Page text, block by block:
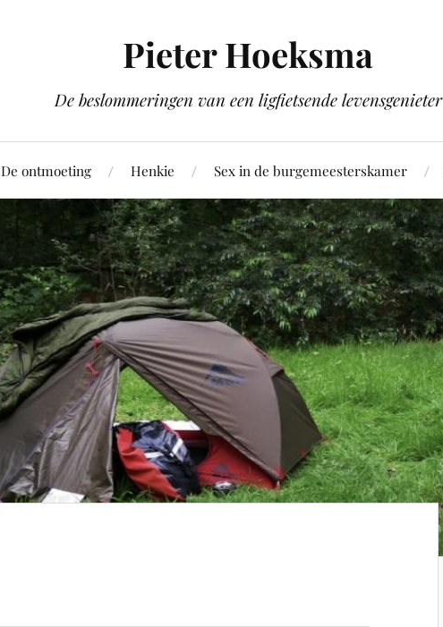
Pieter Hoeksma
De beslommeringen van een ligfietsende levensgenieter
De ontmoeting Henkie Sex in de burgemeesterskamer